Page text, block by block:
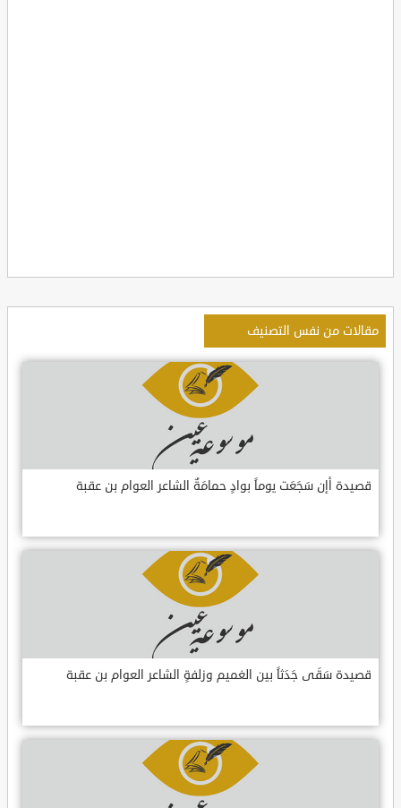
مقالات من نفس التصنيف
قصيدة أإن سَجَعَت يوماً بوادٍ حمامَةٌ الشاعر العوام بن عقبة
قصيدة سَقَى جَدَثاً بين الغميم وزلفةٍ الشاعر العوام بن عقبة